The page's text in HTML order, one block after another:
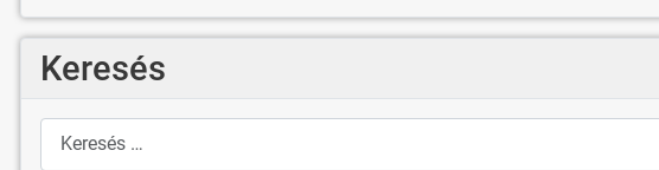
Keresés
Keresés